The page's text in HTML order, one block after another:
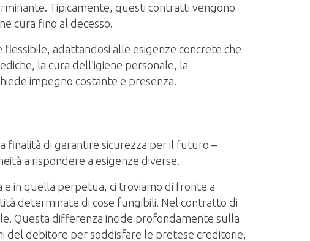
Tipicamente, questi contratti vengono
cura fino al decesso.
adattandosi alle esigenze concrete che
la cura dell’igiene personale, la
impegno costante e presenza.
finalità di garantire sicurezza per il futuro –
a rispondere a esigenze diverse.
e in quella perpetua, ci troviamo di fronte a
determinate di cose fungibili. Nel contratto di
Questa differenza incide profondamente sulla
del debitore per soddisfare le pretese creditorie,